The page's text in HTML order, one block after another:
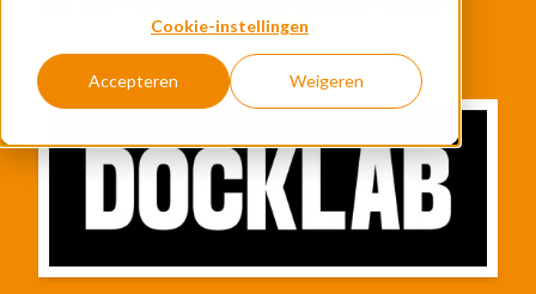
Cookie-instellingen
Accepteren Weigeren
Over organisatie
Contact